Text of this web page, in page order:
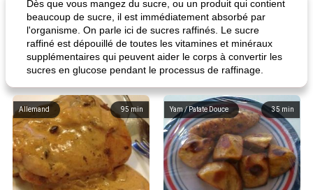
Dès que vous mangez du sucre, ou un produit qui contient
beaucoup de sucre, il est immédiatement absorbé par
l'organisme. On parle ici de sucres raffinés. Le sucre
raffiné est dépouillé de toutes les vitamines et minéraux
supplémentaires qui peuvent aider le corps à convertir les
sucres en glucose pendant le processus de raffinage.
95 min
Allemand 35 min
Yam / Patate Douce